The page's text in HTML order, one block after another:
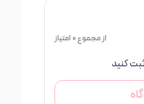
از مجموع 0 امتیاز
کنید